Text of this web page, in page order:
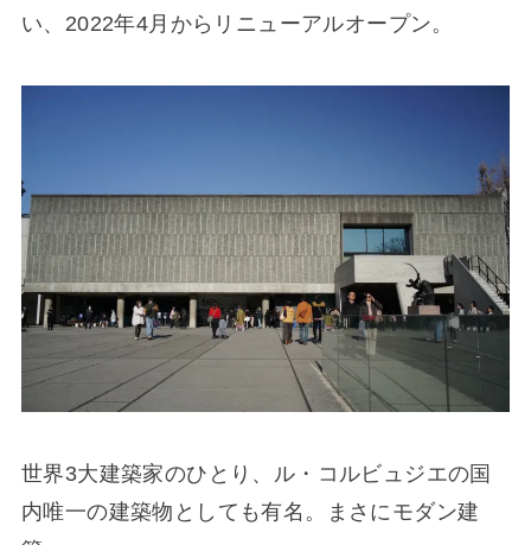
い、2022年4月からリニューアルオープン。
世界3大建築家のひとり、ル・コルビュジエの国
内唯一の建築物としても有名。まさにモダン建